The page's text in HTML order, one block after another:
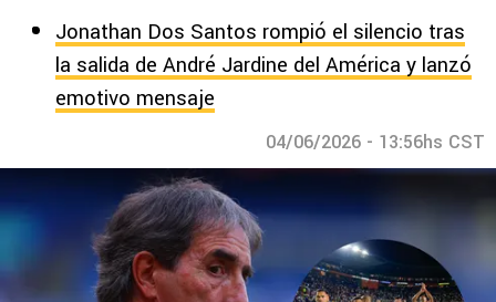
Jonathan Dos Santos rompió el silencio tras
la salida de André Jardine del América y lanzó
emotivo mensaje
04/06/2026 - 13:56hs CST